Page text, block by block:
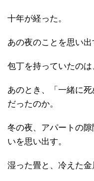
十年が経った。
あの夜のことを思い出
包丁を持っていたのは
あのとき、「一緒に
だったのか。
冬の夜、アパートの
いを思い出す。
湿った畳と、冷えた金